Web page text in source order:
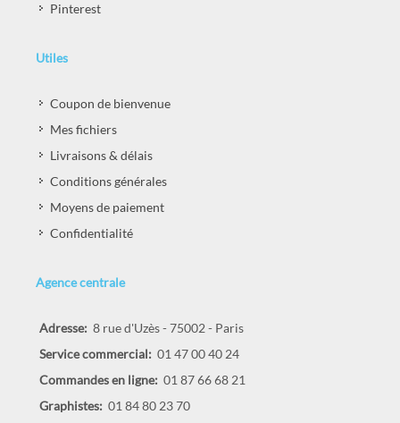
Pinterest
Utiles
Coupon de bienvenue
Mes fichiers
Livraisons & délais
Conditions générales
Moyens de paiement
Confidentialité
Agence centrale
Adresse: 8 rue d'Uzès - 75002 - Paris
Service commercial: 01 47 00 40 24
Commandes en ligne: 01 87 66 68 21
Graphistes: 01 84 80 23 70